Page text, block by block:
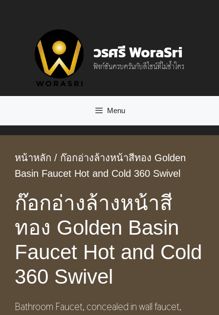
วรศรี WoraSri
ฟังก์ชันครบครันกับดีไซน์ที่ไม่ซ้ำใคร
Menu
หน้าหลัก / ก๊อกอ่างล้างหน้าสีทอง Golden
Basin Faucet Hot and Cold 360 Swivel
ก๊อกอ่างล้างหน้าสี
ทอง Golden Basin
Faucet Hot and Cold
360 Swivel
Bathroom Faucet, concealed in wall faucet,